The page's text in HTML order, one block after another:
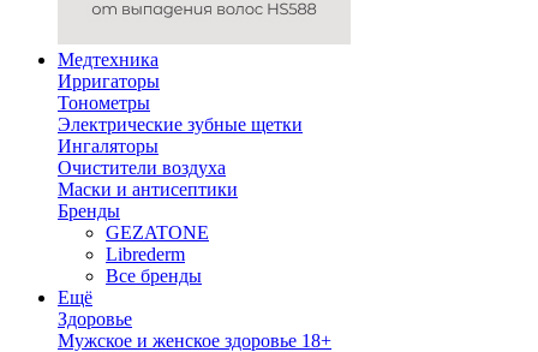
Медтехника
Ирригаторы
Тонометры
Электрические зубные щетки
Ингаляторы
Очистители воздуха
Маски и антисептики
Бренды
GEZATONE
Librederm
Все бренды
Ещё
Здоровье
Мужское и женское здоровье 18+